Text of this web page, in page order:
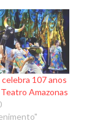
107 anos
Amazonas